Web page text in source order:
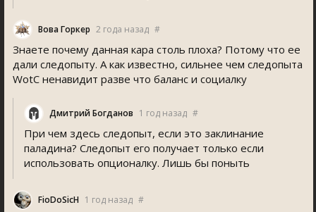
Вова Горкер 2 года назад #
Знаете почему данная кара столь плоха? Потому что ее
дали следопыту. А как известно, сильнее чем следопыта
WotC ненавидит разве что баланс и социалку
Дмитрий Богданов 1 год назад #
При чем здесь следопыт, если это заклинание
паладина? Следопыт его получает только если
использовать опционалку. Лишь бы поныть
FioDoSicH 1 год назад #